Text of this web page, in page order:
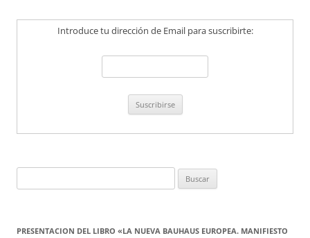
Introduce tu dirección de Email para suscribirte:
PRESENTACION DEL LIBRO «LA NUEVA BAUHAUS EUROPEA. MANIFIESTO